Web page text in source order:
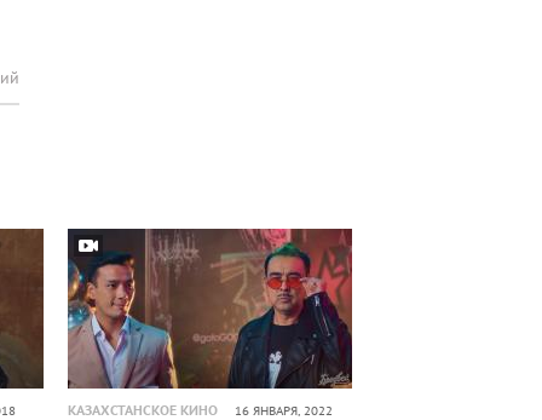
КАЗАХСТАНСКОЕ КИНО 16 ЯНВАРЯ, 2022